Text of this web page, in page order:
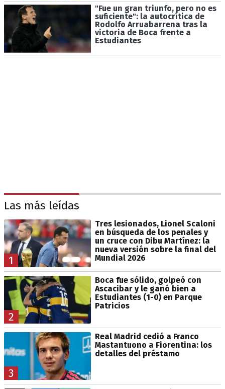
"Fue un gran triunfo, pero no es
suficiente": la autocrítica de
Rodolfo Arruabarrena tras la
victoria de Boca frente a
Estudiantes
Las más leídas
1
Tres lesionados, Lionel Scaloni
en búsqueda de los penales y
un cruce con Dibu Martínez: la
nueva versión sobre la final del
Mundial 2026
2
Boca fue sólido, golpeó con
Ascacibar y le ganó bien a
Estudiantes (1-0) en Parque
Patricios
3
Real Madrid cedió a Franco
Mastantuono a Fiorentina: los
detalles del préstamo